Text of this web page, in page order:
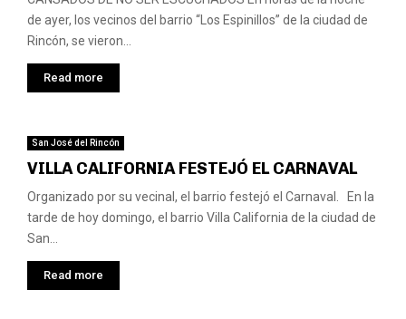
de ayer, los vecinos del barrio “Los Espinillos” de la ciudad de
Rincón, se vieron...
Read more
San José del Rincón
VILLA CALIFORNIA FESTEJÓ EL CARNAVAL
Organizado por su vecinal, el barrio festejó el Carnaval. En la
tarde de hoy domingo, el barrio Villa California de la ciudad de
San...
Read more